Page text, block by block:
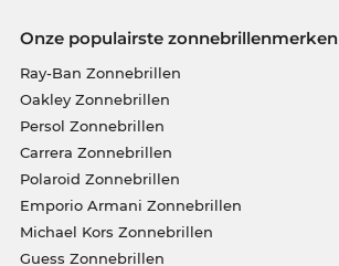
Onze populairste zonnebrillenmerken
Ray-Ban Zonnebrillen
Oakley Zonnebrillen
Persol Zonnebrillen
Carrera Zonnebrillen
Polaroid Zonnebrillen
Emporio Armani Zonnebrillen
Michael Kors Zonnebrillen
Guess Zonnebrillen